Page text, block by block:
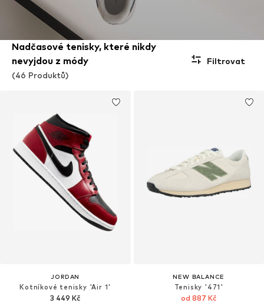
Nadčasové tenisky, které nikdy
nevyjdou z módy
(46 Produktů)
Filtrovat
JORDAN
Kotníkové tenisky 'Air 1'
3 449 Kč
NEW BALANCE
Tenisky '471'
od 887 Kč